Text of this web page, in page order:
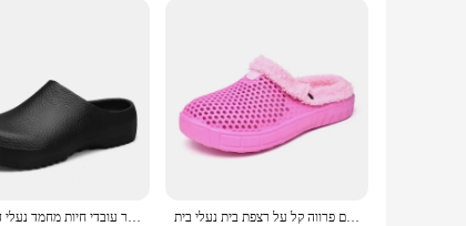
man in mind, these wholesale-ready slippers offer
or a homeowner seeking a touch of luxury, these sets
lounging to quick errands around the house. The
With their unique orange hue, they're not just
גברים נעלי בית זוגות סותם גן נשים חסין מים עמיד מים שף נעלי סנדלים לנכים עבור עובדי חיות מחמד נעלי דיג חוצות בתוספת גודל 47 חורף חמים נעלי גברים נעלי גברים נשים מקורה נעלי כותנה פנפנלים תלתן מזדמנים פרווה קל על רצפת בית נעלי בית